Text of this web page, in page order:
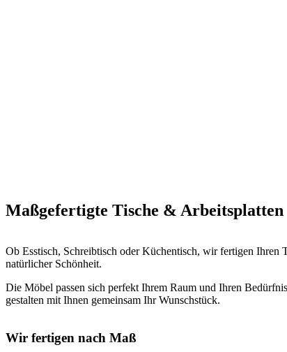
Maßgefertigte Tische & Arbeitsplatten
Ob Esstisch, Schreibtisch oder Küchentisch, wir fertigen
natürlicher Schönheit.
Die Möbel passen sich perfekt Ihrem Raum und Ihren
gestalten mit Ihnen gemeinsam Ihr Wunschstück.
Wir fertigen nach Maß